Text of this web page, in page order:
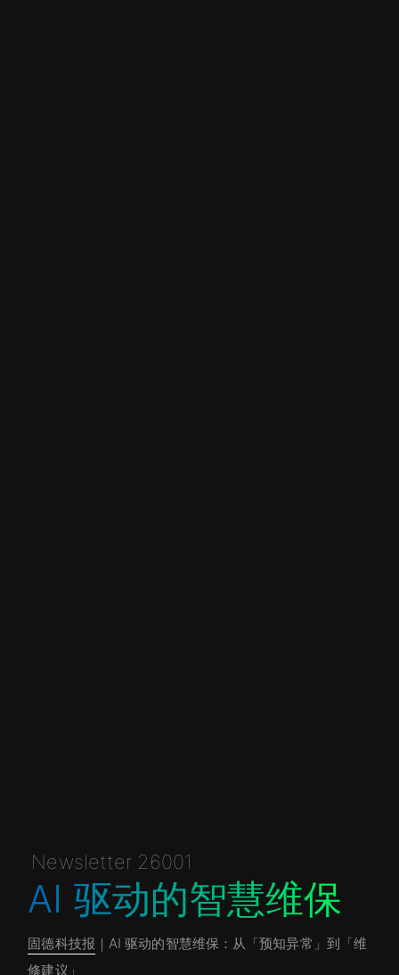
Newsletter 26001
AI 驱动的智慧维保
固德科技报 ｜AI 驱动的智慧维保：从「预知异常」到「维
修建议」